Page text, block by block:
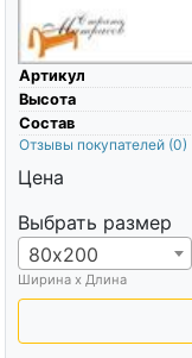
Артикул
Высота
Состав
Отзывы покупателей (0)
Цена
Выбрать размер
80х200
Ширина х Длина